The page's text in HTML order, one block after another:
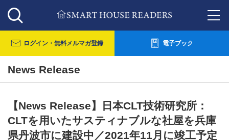
ログイン・ 無料メルマガ登録 電子ブック
News Release
【News Release】日本CLT技術研究所：
CLTを用いたサスティナブルな社屋を兵庫
県丹波市に建設中／2021年11月に竣工予定